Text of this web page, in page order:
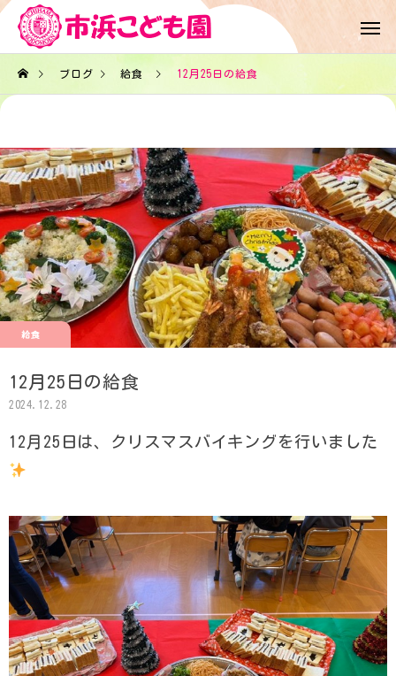
ブログ 給食 12月25日の給食
給食
12月25日の給食
2024.12.28
12月25日は、クリスマスバイキングを行いました